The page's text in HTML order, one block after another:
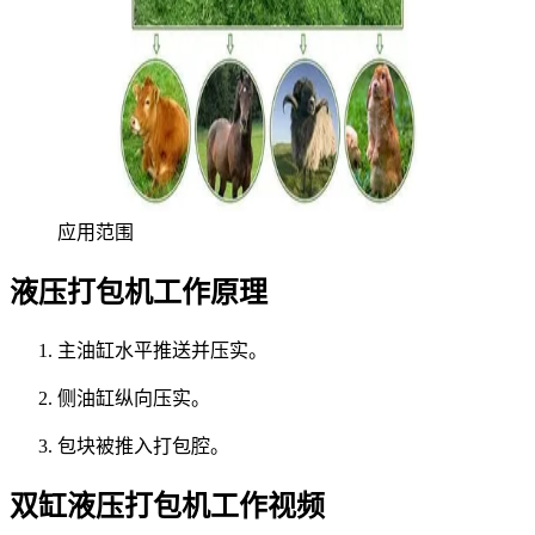
应用范围
液压打包机工作原理
主油缸水平推送并压实。
侧油缸纵向压实。
包块被推入打包腔。
双缸液压打包机工作视频